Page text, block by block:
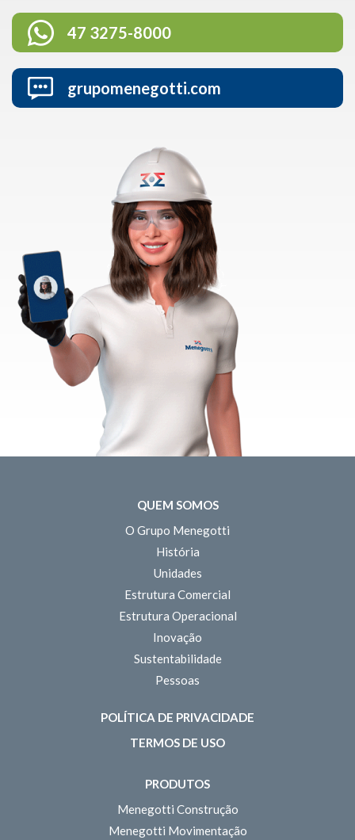
47 3275-8000
grupomenegotti.com
QUEM SOMOS
O Grupo Menegotti
História
Unidades
Estrutura Comercial
Estrutura Operacional
Inovação
Sustentabilidade
Pessoas
POLÍTICA DE PRIVACIDADE
TERMOS DE USO
PRODUTOS
Menegotti Construção
Menegotti Movimentação